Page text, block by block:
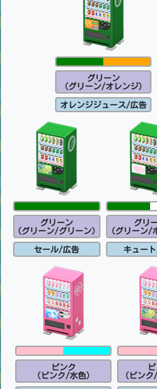
グリーン
(グリーン/オレンジ)
オレンジジュース/広告
グリーン
(グリーン/グリーン)
セール/広告
グリ
(グリーン/
キュー
ピンク
(ピンク/水色)
(ピンク